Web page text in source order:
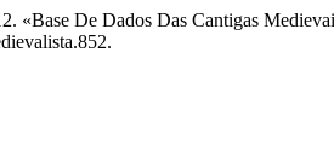
«Base De Dados Das Cantigas